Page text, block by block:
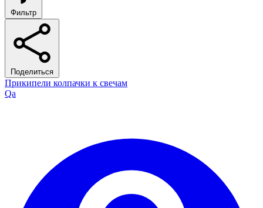
Фильтр
Поделиться
Прикипели колпачки к свечам
Qa